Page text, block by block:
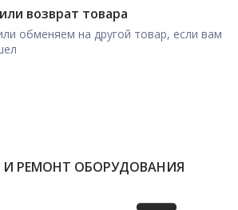
возврат товара
обменяем на другой товар, если вам
РЕМОНТ ОБОРУДОВАНИЯ